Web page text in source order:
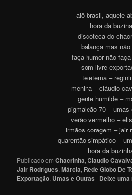
alô brasil, aquele
hora da buzina
discoteca do
balança mas não
faça humor não faça
som livre
teletema –
menina – cláudio
gente humilde –
pigmaleão 70 – umas
verão vermelho –
irmãos coragem – jair
quarentão simpático –
hora da
Publicado em Chacrinha,Claudio
Jair Rodrigues,Márcia, Rede Globo De
Exportação, Umas e Outras | Deixe uma